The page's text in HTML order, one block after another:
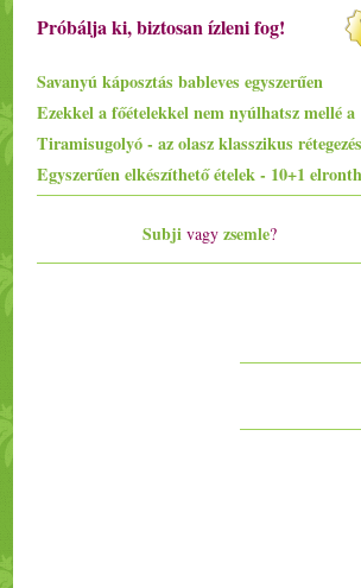
Próbálja ki, biztosan ízleni fog!
Savanyú káposztás bableves egyszerűen
Subji vagy zsemle?